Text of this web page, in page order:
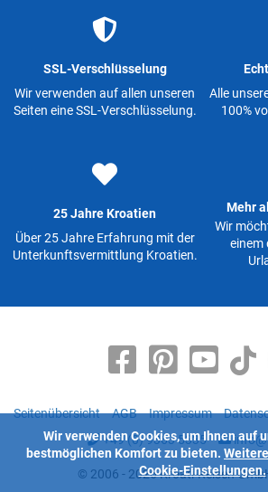
SSL-Verschlüsselung
Wir verwenden auf allen unseren
Seiten eine SSL-Verschlüsselung.
Alle
100%
25 Jahre Kroatien
Über 25 Jahre Erfahrung mit der
Unterkunftsvermittlung Kroatien.
Mehr
Wir
einem
Seitenübersicht AGB Impressum
+49 (0) 9363 5335
© 2006 - 2026 Kroati-Reisen
Wir verwenden Cookies, um Ihnen auf
bestmöglichen Komfort zu bieten.
Cookie-Einstellungen.